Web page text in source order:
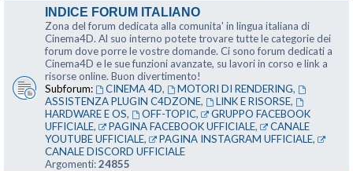
INDICE FORUM ITALIANO
Zona del forum dedicata alla comunita' in lingua italiana di
Cinema4D. Al suo interno potete trovare tutte le categorie dei
forum dove porre le vostre domande. Ci sono forum dedicati a
Cinema4D e le sue funzioni avanzate, su lavori in corso e link a
risorse online. Buon divertimento!
Subforum:
CINEMA 4D, MOTORI DI RENDERING,
ASSISTENZA PLUGIN C4DZONE, LINK E RISORSE,
HARDWARE E OS, OFF-TOPIC,
GRUPPO FACEBOOK
UFFICIALE, PAGINA FACEBOOK UFFICIALE,
CANALE
YOUTUBE UFFICIALE, PAGINA INSTAGRAM UFFICIALE,
CANALE DISCORD UFFICIALE
Argomenti:24855